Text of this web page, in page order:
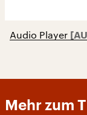
Audio Player
Mehr zum